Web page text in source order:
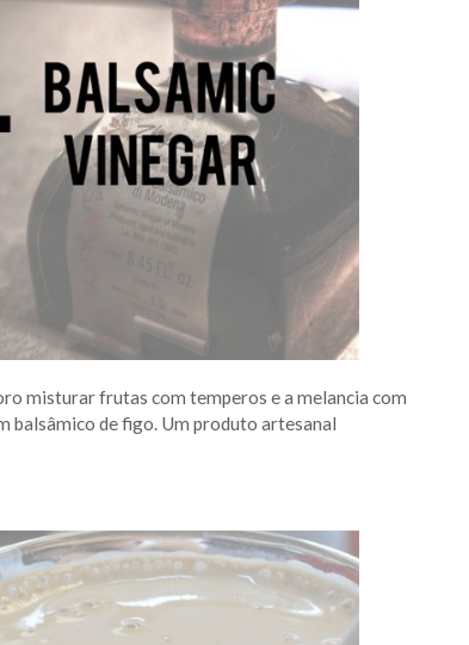
misturar frutas com temperos e a melancia com
balsâmico de figo. Um produto artesanal